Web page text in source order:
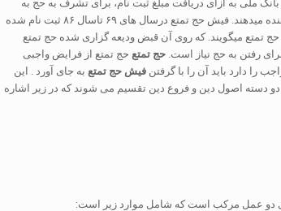
ملی به ازای دریافت مبلغ ثبت نام، برای تشرف به حج به
نمایندگی از طرف سازمان حج و زیارت استان به ثبت نام کننده میدهند. فیش حج تمتع درسال های ۶۹ تاسال ۸۶ ثبت نام شده
تمتع میگویند. که روی آن قبض ودیعه گزاری شده حج تمتع
رفتن به حج نیاز است. حج تمتع حج تمتع از فرایض واجبی
را دارد باید آن را با گرفتن فیش حج تمتع به جای آورد . این
دسته اصول دین و فروع دین تقسیم می شوند که در زیر اشاره
دو عمل مرکب است که شامل موارد زیر است: